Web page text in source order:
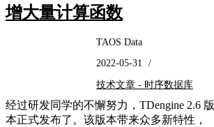
增大量计算函数
TAOS Data
2022-05-31
/
技术文章 - 时序数据库
经过研发同学的不懈努力，TDengine 2.6 版
本正式发布了。该版本带来众多新特性，